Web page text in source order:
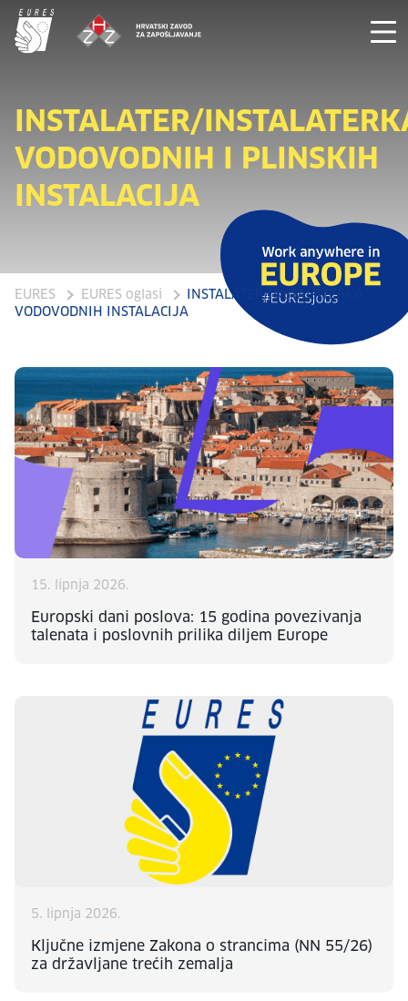
INSTALATER/
VODOVODNIH I PLINSKIH
INSTALACIJA
EURES EURES oglasi
INSTALATER/INSTALATERKA
VODOVODNIH INSTALACIJA
15. lipnja 2026.
Europski dani poslova: 15 godina povezivanja
talenata i poslovnih prilika diljem Europe
5. lipnja 2026.
Ključne izmjene Zakona o strancima (NN 55/26)
za državljane trećih zemalja